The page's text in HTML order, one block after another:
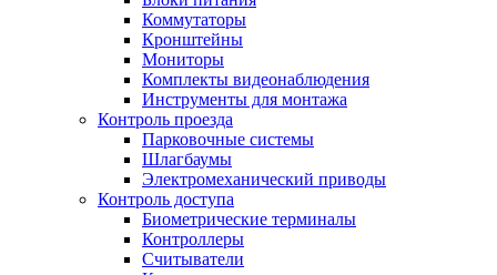
Коммутаторы
Кронштейны
Мониторы
Комплекты видеонаблюдения
Инструменты для монтажа
Контроль проезда
Парковочные системы
Шлагбаумы
Электромеханический приводы
Контроль доступа
Биометрические терминалы
Контроллеры
Считыватели